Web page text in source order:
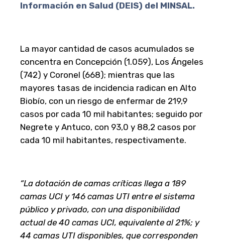
Información en Salud (DEIS) del MINSAL.
La mayor cantidad de casos acumulados se
concentra en Concepción (1.059), Los Ángeles
(742) y Coronel (668); mientras que las
mayores tasas de incidencia radican en Alto
Biobío, con un riesgo de enfermar de 219,9
casos por cada 10 mil habitantes; seguido por
Negrete y Antuco, con 93,0 y 88,2 casos por
cada 10 mil habitantes, respectivamente.
“La dotación de camas críticas llega a 189
camas UCI y 146 camas UTI entre el sistema
público y privado, con una disponibilidad
actual de 40 camas UCI, equivalente al 21%; y
44 camas UTI disponibles, que corresponden